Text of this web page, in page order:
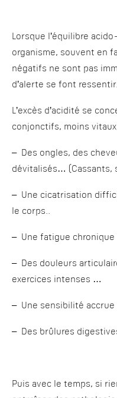
Lorsque l’équilibre
organisme, souvent en
négatifs ne sont pas
d’alerte se font ressentir.
L’excès d’acidité se
conjonctifs, moins
– Des ongles, des
dévitalisés… (Cassants,
– Une cicatrisation
le corps..
– Une fatigue
– Des douleurs
exercices intenses …
– Une sensibilité
– Des brûlures
Puis avec le temps, si